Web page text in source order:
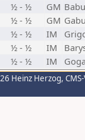
½ - ½ GM
½ - ½ GM
½ - ½ IM
½ - ½ IM
½ - ½ IM
Heinz Herzog,